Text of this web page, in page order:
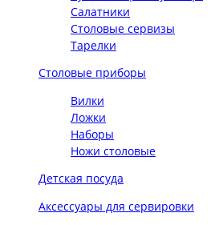
Салатники
Столовые сервизы
Тарелки
Столовые приборы
Вилки
Ложки
Наборы
Ножи столовые
Детская посуда
Аксессуары для сервировки